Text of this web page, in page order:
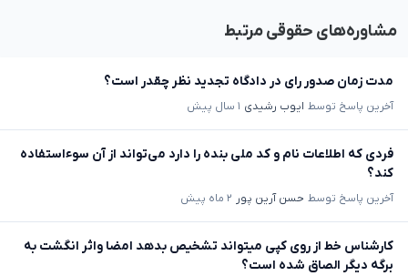
مشاوره‌های حقوقی مرتبط
مدت زمان صدور رای در دادگاه تجدید نظر چقدر است؟
آخرین پاسخ توسط ایوب رشیدی ۱ سال پیش
فردی که اطلاعات نام و کد ملی بنده را دارد می‌تواند از آن سوءاستفاده
کند؟
آخرین پاسخ توسط حسن آرین پور ۲ ماه پیش
کارشناس خط از روی کپی میتواند تشخیص بدهد امضا واثر انگشت به
برگه دیگر الصاق شده است؟